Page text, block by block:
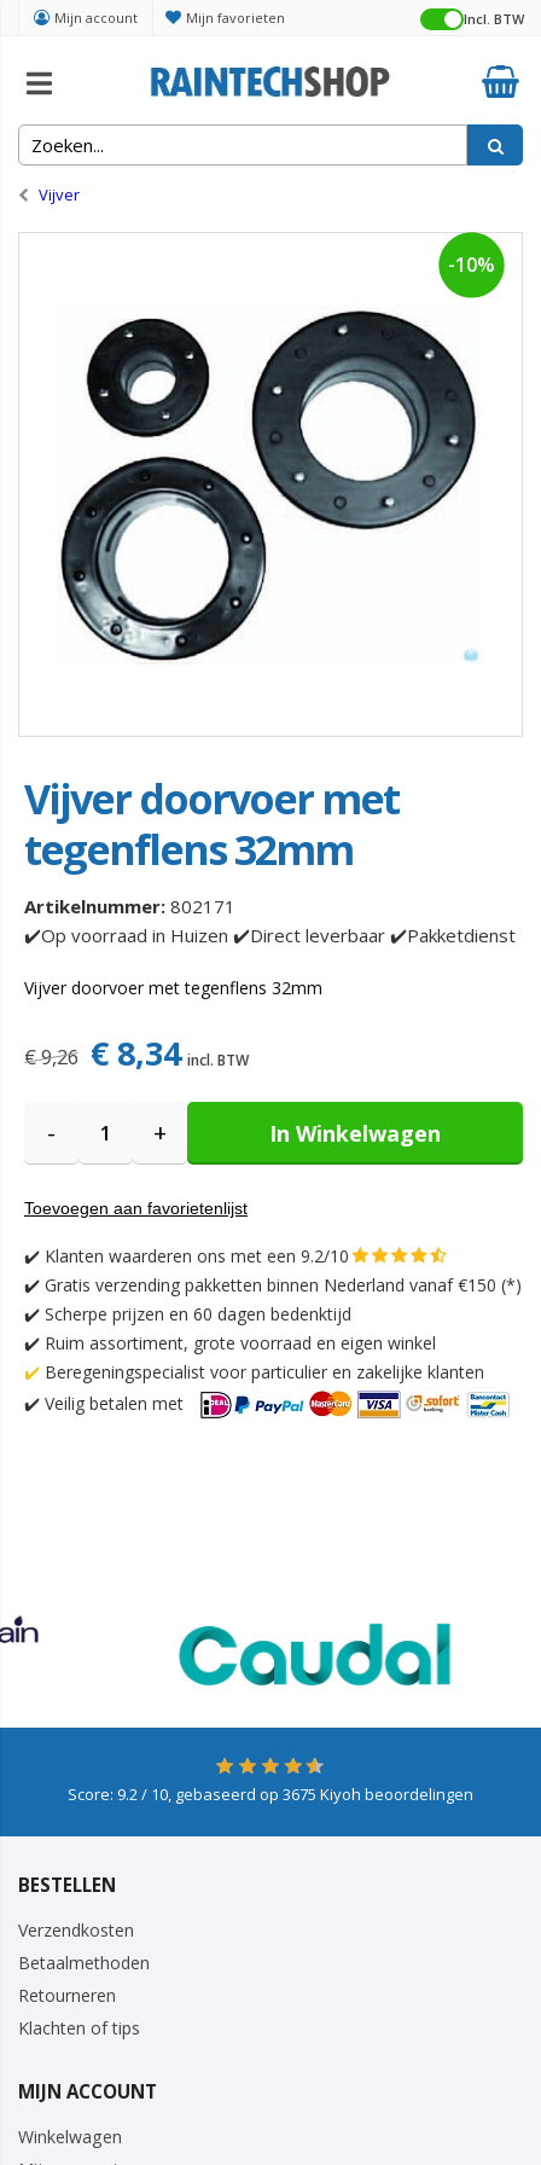
Mijn account Mijn favorieten Incl. BTW
Home
Vijver
-10%
Vijver doorvoer met
tegenflens 32mm
Artikelnummer: 802171
✔️Op voorraad in Huizen ✔️Direct leverbaar ✔️Pakketdienst
Vijver doorvoer met tegenflens 32mm
€ 8,34
€ 9,26
- + In Winkelwagen
Toevoegen aan favorietenlijst
✔️ Klanten waarderen ons met een 9.2/10
✔️ Gratis verzending pakketten binnen Nederland vanaf €150 (*)
✔️ Scherpe prijzen en 60 dagen bedenktijd
✔️ Ruim assortiment, grote voorraad en eigen winkel
✔️ Beregeningspecialist voor particulier en zakelijke klanten
✔️ Veilig betalen met
Score: 9.2/ 10, gebaseerd op 3675 Kiyoh beoordelingen
BESTELLEN
Verzendkosten
Betaalmethoden
Retourneren
Klachten of tips
MIJN ACCOUNT
Winkelwagen